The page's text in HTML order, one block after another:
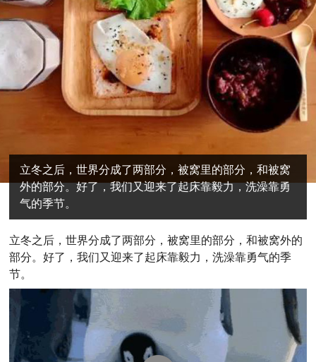
立冬之后，世界分成了两部分，被窝里的部分，和被窝
外的部分。好了，我们又迎来了起床靠毅力，洗澡靠勇
气的季节。
立冬之后，世界分成了两部分，被窝里的部分，和被窝外的
部分。好了，我们又迎来了起床靠毅力，洗澡靠勇气的季
节。